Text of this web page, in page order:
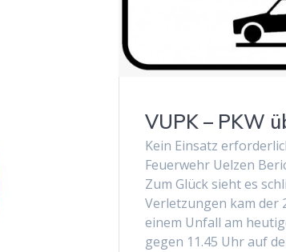
VUPK – PKW
Kein Einsatz
Feuerwehr Uelzen
Zum Glück sieht es
Verletzungen kam der
einem Unfall am
gegen 11.45 Uhr auf